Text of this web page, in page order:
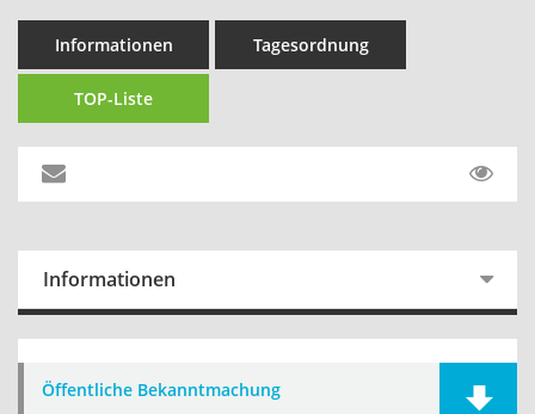
Informationen Tagesordnung
TOP-Liste
Informationen
Öffentliche Bekanntmachung